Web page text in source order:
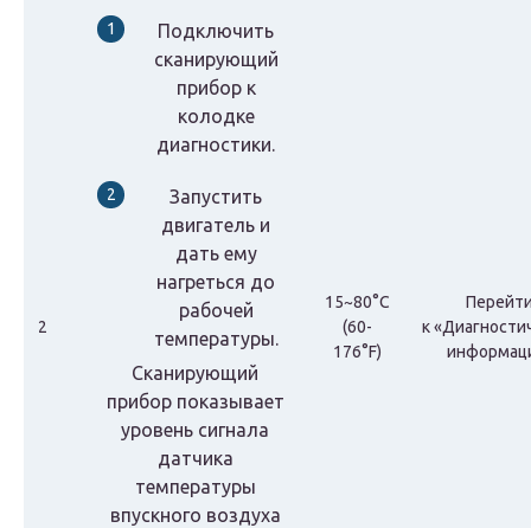
2
Подключить
сканирующий
прибор к
колодке
диагностики.
Запустить
двигатель и
дать ему
нагреться до
рабочей
температуры.
Сканирующий
прибор показывает
уровень сигнала
датчика
температуры
впускного воздуха
15~80°С
(60-
176°F)
к